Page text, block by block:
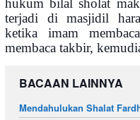
terjadi di masjidil
ketika imam
membaca takbir,
BACAAN LAINNYA
Mendahulukan Shalat